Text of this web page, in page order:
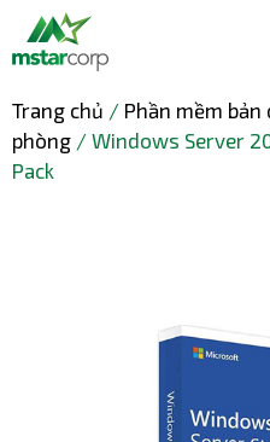
Trang chủ / Phần mềm bản
phòng / Windows Server
Pack